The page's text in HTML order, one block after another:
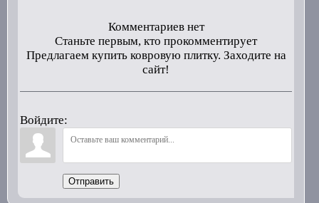
Комментариев нет
Станьте первым, кто прокомментирует
Предлагаем купить ковровую плитку. Заходите на
сайт!
Войдите:
Отправить